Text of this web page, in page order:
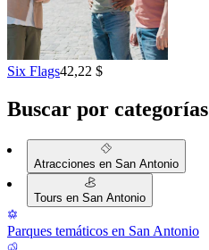
Six Flags42,22 $
Buscar por categorías
Atracciones en San Antonio
Tours en San Antonio
Parques temáticos en San Antonio